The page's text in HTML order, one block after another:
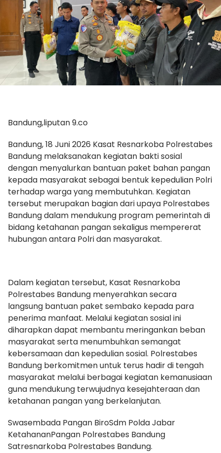
Bandung,liputan 9.co
Bandung, 18 Juni 2026 Kasat Resnarkoba Polrestabes
Bandung melaksanakan kegiatan bakti sosial
dengan menyalurkan bantuan paket bahan pangan
kepada masyarakat sebagai bentuk kepedulian Polri
terhadap warga yang membutuhkan. Kegiatan
tersebut merupakan bagian dari upaya Polrestabes
Bandung dalam mendukung program pemerintah di
bidang ketahanan pangan sekaligus mempererat
hubungan antara Polri dan masyarakat.
Dalam kegiatan tersebut, Kasat Resnarkoba
Polrestabes Bandung menyerahkan secara
langsung bantuan paket sembako kepada para
penerima manfaat. Melalui kegiatan sosial ini
diharapkan dapat membantu meringankan beban
masyarakat serta menumbuhkan semangat
kebersamaan dan kepedulian sosial. Polrestabes
Bandung berkomitmen untuk terus hadir di tengah
masyarakat melalui berbagai kegiatan kemanusiaan
guna mendukung terwujudnya kesejahteraan dan
ketahanan pangan yang berkelanjutan.
Swasembada Pangan BiroSdm Polda Jabar
KetahananPangan Polrestabes Bandung
Satresnarkoba Polrestabes Bandung.